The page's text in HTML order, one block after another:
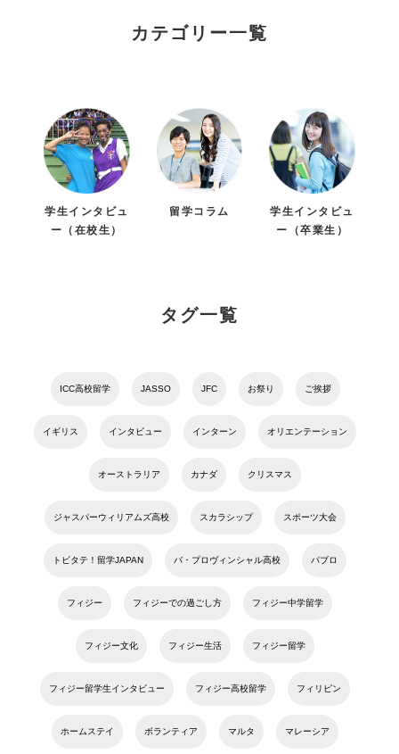
カテゴリー一覧
学生インタビュ
ー（在校生）
留学コラム
学生インタビュ
ー（卒業生）
タグ一覧
ICC高校留学 JASSO JFC お祭り ご挨拶
イギリス インタビュー インターン オリエンテーション
オーストラリア カナダ クリスマス
ジャスパーウィリアムズ高校 スカラシップ スポーツ大会
トビタテ！留学JAPAN バ・プロヴィンシャル高校 パブロ
フィジー フィジーでの過ごし方 フィジー中学留学
フィジー文化 フィジー生活 フィジー留学
フィジー留学生インタビュー フィジー高校留学 フィリピン
ホームステイ ボランティア マルタ マレーシア